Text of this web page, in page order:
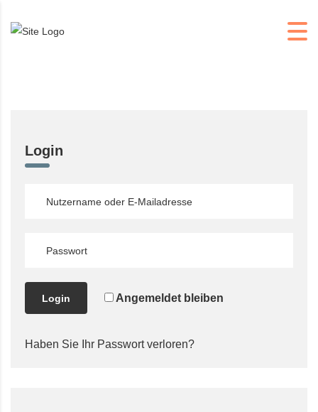
Login
Login Angemeldet bleiben
Haben Sie Ihr Passwort verloren?